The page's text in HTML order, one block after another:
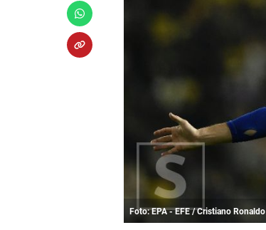
Foto: EPA - EFE / Cristiano Ronaldo